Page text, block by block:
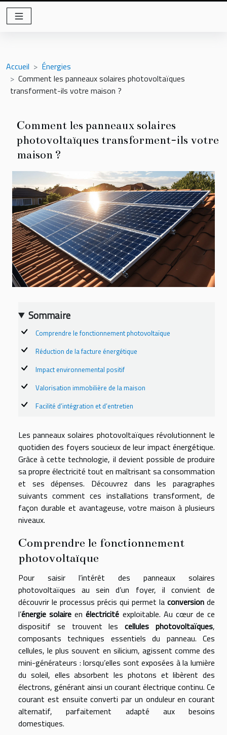
Accueil
Énergies
Comment les panneaux solaires photovoltaïques
transforment-ils votre maison ?
Comment les panneaux solaires
photovoltaïques transforment-ils votre
maison ?
Sommaire
Comprendre le fonctionnement photovoltaïque
Réduction de la facture énergétique
Impact environnemental positif
Valorisation immobilière de la maison
Facilité d’intégration et d’entretien
Les panneaux solaires photovoltaïques révolutionnent le
quotidien des foyers soucieux de leur impact énergétique.
Grâce à cette technologie, il devient possible de produire
sa propre électricité tout en maîtrisant sa consommation
et ses dépenses. Découvrez dans les paragraphes
suivants comment ces installations transforment, de
façon durable et avantageuse, votre maison à plusieurs
niveaux.
Comprendre le fonctionnement
photovoltaïque
Pour saisir l’intérêt des panneaux solaires
photovoltaïques au sein d’un foyer, il convient de
découvrir le processus précis qui permet la conversion de
l’énergie solaire enélectricité exploitable. Au cœur de ce
dispositif se trouvent lescellules photovoltaïques,
composants techniques essentiels du panneau. Ces
cellules, le plus souvent en silicium, agissent comme des
mini-générateurs : lorsqu’elles sont exposées à la lumière
du soleil, elles absorbent les photons et libèrent des
électrons, générant ainsi un courant électrique continu. Ce
courant est ensuite converti par un onduleur en courant
alternatif, parfaitement adapté aux besoins
domestiques.